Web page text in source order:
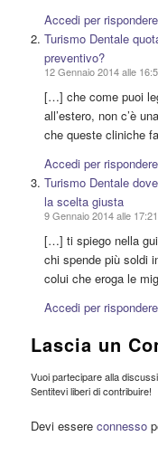
Accedi per rispondere
Turismo Dentale
preventivo?
12 Gennaio 2014 alle
[…] che come puoi
all’estero, non c’è
che queste cliniche
Accedi per rispondere
Turismo Dentale
la scelta giusta
9 Gennaio 2014 alle 17:21
[…] ti spiego nella
chi spende più soldi
colui che eroga le
Accedi per rispondere
Lascia un
Vuoi partecipare alla
Sentitevi liberi di contribuire!
Devi essere connesso